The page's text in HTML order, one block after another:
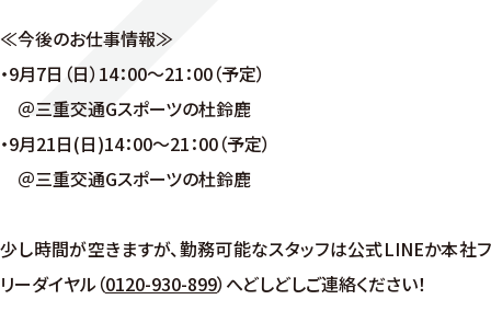
≪今後のお仕事情報≫
・9月7日（日）14：00～21：00（予定）
＠三重交通Gスポーツの杜鈴鹿
・9月21日(日)14：00～21：00（予定）
＠三重交通Gスポーツの杜鈴鹿
少し時間が空きますが、勤務可能なスタッフは公式LINEか本社フ
リーダイヤル（0120-930-899）へどしどしご連絡ください！